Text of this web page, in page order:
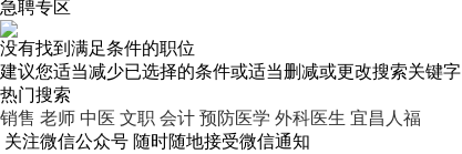
急聘专区
没有找到满足条件的职位
建议您适当减少已选择的条件或适当删减或更改搜索关键字
热门搜索
销售 老师 中医 文职 会计 预防医学 外科医生 宜昌人福
关注微信公众号 随时随地接受微信通知